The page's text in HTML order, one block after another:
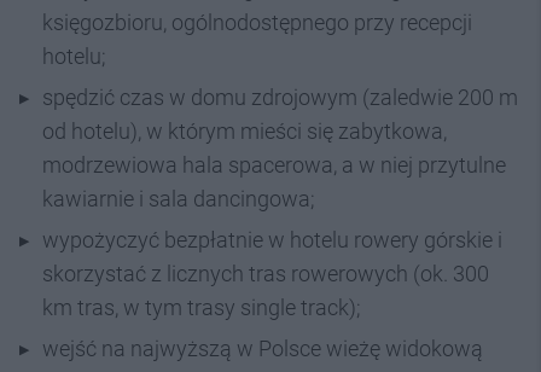
księgozbioru, ogólnodostępnego przy recepcji
hotelu;
spędzić czas w domu zdrojowym (zaledwie 200 m
od hotelu), w którym mieści się zabytkowa,
modrzewiowa hala spacerowa, a w niej przytulne
kawiarnie i sala dancingowa;
wypożyczyć bezpłatnie w hotelu rowery górskie i
skorzystać z licznych tras rowerowych (ok. 300
km tras, w tym trasy single track);
wejść na najwyższą w Polsce wieżę widokową